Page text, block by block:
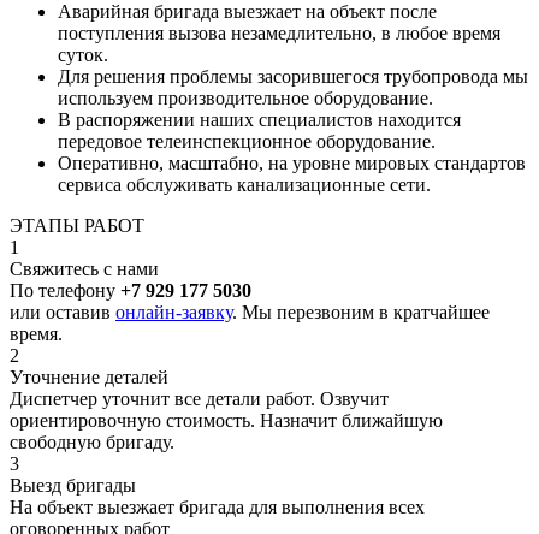
Аварийная бригада выезжает на объект после
поступления вызова незамедлительно, в любое время
суток.
Для решения проблемы засорившегося трубопровода мы
используем производительное оборудование.
В распоряжении наших специалистов находится
передовое телеинспекционное оборудование.
Оперативно, масштабно, на уровне мировых стандартов
сервиса обслуживать канализационные сети.
ЭТАПЫ РАБОТ
1
Свяжитесь с нами
По телефону +7 929 177 5030
или оставив онлайн-заявку. Мы перезвоним в кратчайшее
время.
2
Уточнение деталей
Диспетчер уточнит все детали работ. Озвучит
ориентировочную стоимость. Назначит ближайшую
свободную бригаду.
3
Выезд бригады
На объект выезжает бригада для выполнения всех
оговоренных работ